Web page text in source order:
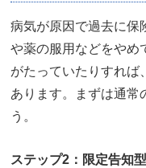
病気が原因で過去に保
や薬の服用などをやめ
がたっていたりすれば
あります。まずは通常
う。
ステップ2：限定告知